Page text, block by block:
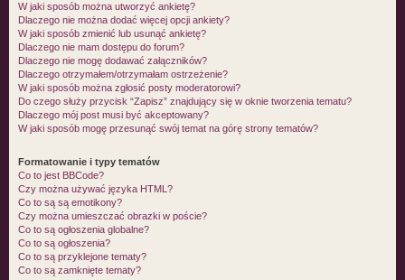
W jaki sposób można utworzyć ankietę?
Dlaczego nie można dodać więcej opcji ankiety?
W jaki sposób zmienić lub usunąć ankietę?
Dlaczego nie mam dostępu do forum?
Dlaczego nie mogę dodawać załączników?
Dlaczego otrzymałem/otrzymałam ostrzeżenie?
W jaki sposób można zgłosić posty moderatorowi?
Do czego służy przycisk “Zapisz” znajdujący się w oknie tworzenia tematu?
Dlaczego mój post musi być akceptowany?
W jaki sposób mogę przesunąć swój temat na górę strony tematów?
Formatowanie i typy tematów
Co to jest BBCode?
Czy można używać języka HTML?
Co to są są emotikony?
Czy można umieszczać obrazki w poście?
Co to są ogłoszenia globalne?
Co to są ogłoszenia?
Co to są przyklejone tematy?
Co to są zamknięte tematy?